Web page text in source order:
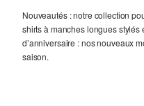
Nouveautés : notre collection
shirts à manches longues stylés
d’anniversaire : nos nouveaux
saison.